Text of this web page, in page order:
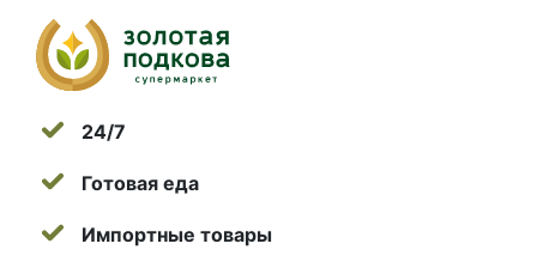
24/7
Готовая еда
Импортные товары